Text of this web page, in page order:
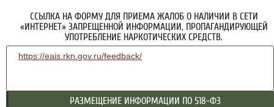
ССЫЛКА НА ФОРМУ ДЛЯ ПРИЕМА ЖАЛОБ О НАЛИЧИИ В СЕТИ
«ИНТЕРНЕТ» ЗАПРЕЩЕННОЙ ИНФОРМАЦИИ, ПРОПАГАНДИРУЮЩЕЙ
УПОТРЕБЛЕНИЕ НАРКОТИЧЕСКИХ СРЕДСТВ.
https://eais.rkn.gov.ru/feedback/
РАЗМЕЩЕНИЕ ИНФОРМАЦИИ ПО 518-ФЗ